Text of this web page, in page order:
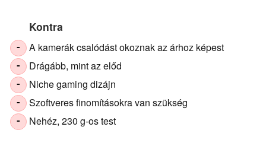
Kontra
- A kamerák csalódást okoznak az árhoz képest
- Drágább, mint az előd
- Niche gaming dizájn
- Szoftveres finomításokra van szükség
- Nehéz, 230 g-os test